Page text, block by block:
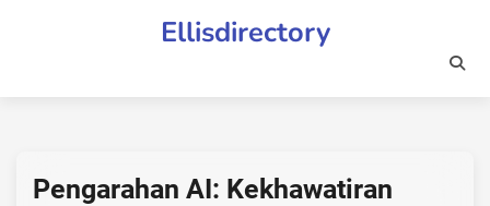
Ellisdirectory
Pengarahan AI: Kekhawatiran